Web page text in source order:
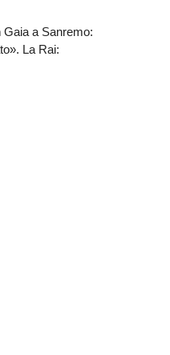
Gaia a Sanremo:
La Rai: